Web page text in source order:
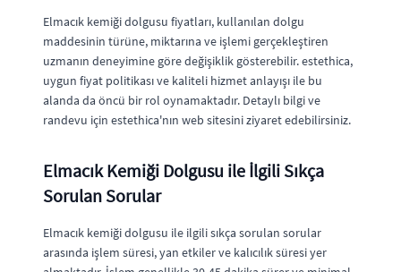
Elmacık kemiği dolgusu fiyatları, kullanılan dolgu
maddesinin türüne, miktarına ve işlemi gerçekleştiren
uzmanın deneyimine göre değişiklik gösterebilir. estethica,
uygun fiyat politikası ve kaliteli hizmet anlayışı ile bu
alanda da öncü bir rol oynamaktadır. Detaylı bilgi ve
randevu için estethica'nın web sitesini ziyaret edebilirsiniz.
Elmacık Kemiği Dolgusu ile İlgili Sıkça
Sorulan Sorular
Elmacık kemiği dolgusu ile ilgili sıkça sorulan sorular
arasında işlem süresi, yan etkiler ve kalıcılık süresi yer